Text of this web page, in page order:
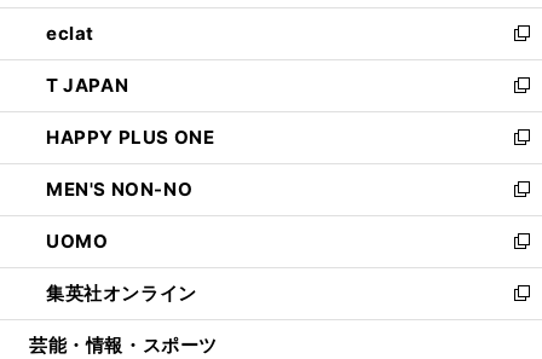
開
く
ウ
で
開
く
ン
ド
ウ
で
開
く
ウ
ィ
ン
ド
ウ
で
開
く
し
い
ウ
ィ
ン
ド
ウ
で
開
く
eclat
新
し
い
ウ
ィ
ン
ド
ウ
で
開
く
T JAPAN
新
し
い
ウ
ィ
ン
ド
ウ
で
開
HAPPY PLUS ONE
新
し
い
ウ
ィ
ン
ド
ウ
MEN'S NON-NO
新
し
い
ウ
ィ
ン
UOMO
新
し
い
ウ
集英社オンライン
新
し
芸能・情報・スポーツ